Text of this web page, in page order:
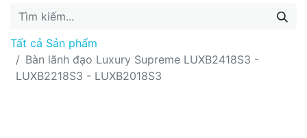
Tất cả Sản phẩm
Bàn lãnh đạo Luxury Supreme LUXB2418S3 -
LUXB2218S3 - LUXB2018S3